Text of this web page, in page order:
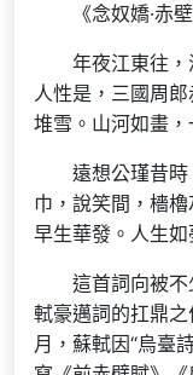
《念奴嬌·赤
年夜江東往，
人性是，三國周
堆雪。山河如畫，
遠想公瑾昔
巾，說笑間，檣
早生華發。人生如
這首詞向被
軾豪邁詞的扛鼎
月，蘇軾因“烏臺